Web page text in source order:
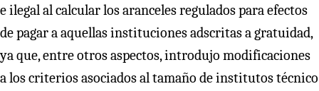
e ilegal al calcular los aranceles regulados para efectos
de pagar a aquellas instituciones adscritas a gratuidad,
ya que, entre otros aspectos, introdujo modificaciones
a los criterios asociados al tamaño de institutos técnico